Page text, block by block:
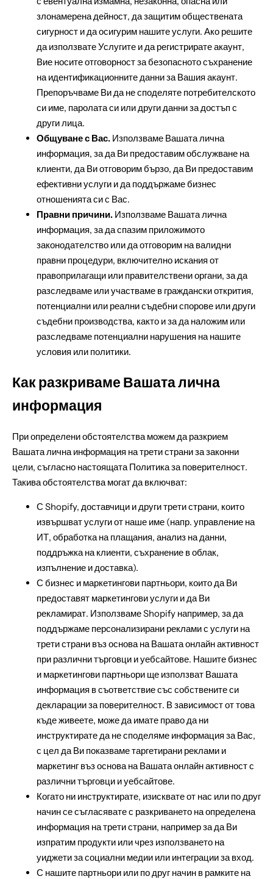
злонамерена дейност, да защитим обществената
сигурност и да осигурим нашите услуги. Ако решите
да използвате Услугите и да регистрирате акаунт,
Вие носите отговорност за безопасното съхранение
на идентификационните данни за Вашия акаунт.
Препоръчваме Ви да не споделяте потребителското
си име, паролата си или други данни за достъп с
други лица.
Общуване с Вас. Използваме Вашата лична
информация, за да Ви предоставим обслужване на
клиенти, да Ви отговорим бързо, да Ви предоставим
ефективни услуги и да поддържаме бизнес
отношенията си с Вас.
Правни причини. Използваме Вашата лична
информация, за да спазим приложимото
законодателство или да отговорим на валидни
правни процедури, включително искания от
правоприлагащи или правителствени органи, за да
разследваме или участваме в граждански открития,
потенциални или реални съдебни спорове или други
съдебни производства, както и за да наложим или
разследваме потенциални нарушения на нашите
условия или политики.
Как разкриваме Вашата лична
информация
При определени обстоятелства можем да разкрием
Вашата лична информация на трети страни за законни
цели, съгласно настоящата Политика за поверителност.
Такива обстоятелства могат да включват:
С Shopify, доставчици и други трети страни, които
извършват услуги от наше име (напр. управление на
ИТ, обработка на плащания, анализ на данни,
поддръжка на клиенти, съхранение в облак,
изпълнение и доставка).
С бизнес и маркетингови партньори, които да Ви
предоставят маркетингови услуги и да Ви
рекламират. Използваме Shopify например, за да
поддържаме персонализирани реклами с услуги на
трети страни въз основа на Вашата онлайн активност
при различни търговци и уебсайтове. Нашите бизнес
и маркетингови партньори ще използват Вашата
информация в съответствие със собствените си
декларации за поверителност. В зависимост от това
къде живеете, може да имате право да ни
инструктирате да не споделяме информация за Вас,
с цел да Ви показваме таргетирани реклами и
маркетинг въз основа на Вашата онлайн активност с
различни търговци и уебсайтове.
Когато ни инструктирате, изисквате от нас или по друг
начин се съгласявате с разкриването на определена
информация на трети страни, например за да Ви
изпратим продукти или чрез използването на
уиджети за социални медии или интеграции за вход.
С нашите партньори или по друг начин в рамките на